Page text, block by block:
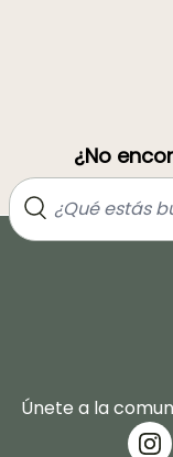
¿No
Únete a la